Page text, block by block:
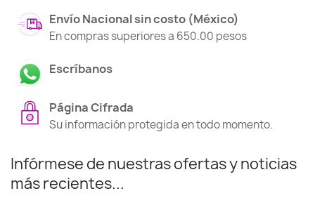
Envío Nacional sin costo (México)
En compras superiores a 650.00 pesos
Escríbanos
Página Cifrada
Su información protegida en todo momento.
Infórmese de nuestras ofertas y noticias
más recientes...